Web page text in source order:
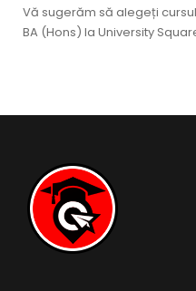
Vă sugerăm să alegeți
BA (Hons) la University